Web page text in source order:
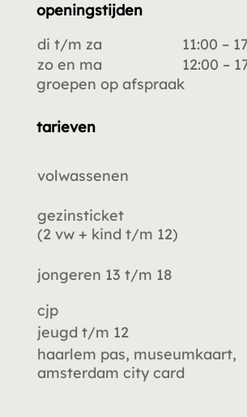
openingstijden
di t/m za
11:00 –
zo en ma
12:00 –
groepen op afspraak
tarieven
volwassenen
gezinsticket
(2 vw + kind t/m 12)
jongeren 13 t/m 18
cjp
jeugd t/m 12
haarlem pas, museumkaart,
amsterdam city card